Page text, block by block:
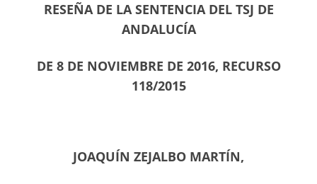
RESEÑA DE LA SENTENCIA DEL TSJ DE
ANDALUCÍA
DE 8 DE NOVIEMBRE DE 2016, RECURSO
118/2015
JOAQUÍN ZEJALBO MARTÍN,